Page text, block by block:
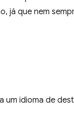
já que nem
um idioma de